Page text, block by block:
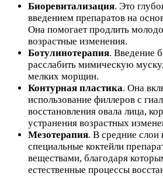
Биоревитализация. Это
введением препаратов на
Она помогает продлить
возрастные изменения.
Ботулинотерапия. Введение
расслабить мимическую
мелких морщин.
Контурная пластика. Она
использование филлеров с
восстановления овала лица,
устранения возрастных
Мезотерапия. В средние слои
специальные коктейли
веществами, благодаря
естественные процессы